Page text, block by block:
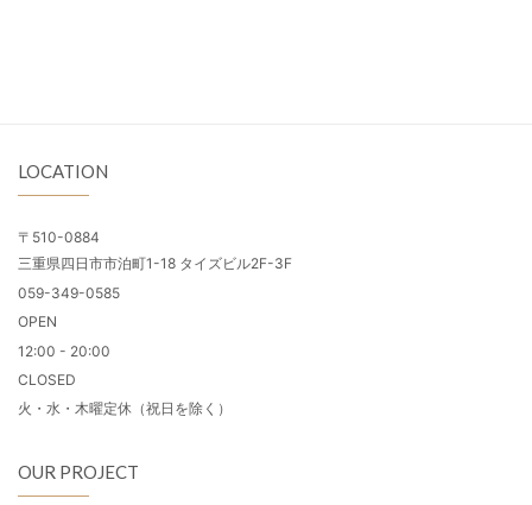
LOCATION
〒510-0884
三重県四日市市泊町1-18 タイズビル2F-3F
059-349-0585
OPEN
12:00 - 20:00
CLOSED
火・水・木曜定休（祝日を除く）
OUR PROJECT